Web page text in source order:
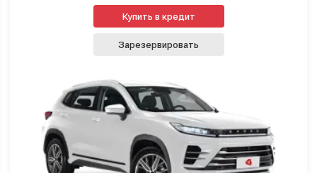
Купить в кредит
Зарезервировать